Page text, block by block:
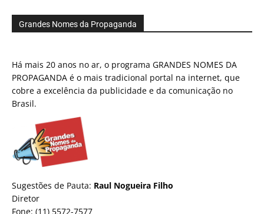
Grandes Nomes da Propaganda
Há mais 20 anos no ar, o programa GRANDES NOMES DA
PROPAGANDA é o mais tradicional portal na internet, que
cobre a excelência da publicidade e da comunicação no
Brasil.
Sugestões de Pauta: Raul Nogueira Filho
Diretor
Fone: (11) 5572-7577